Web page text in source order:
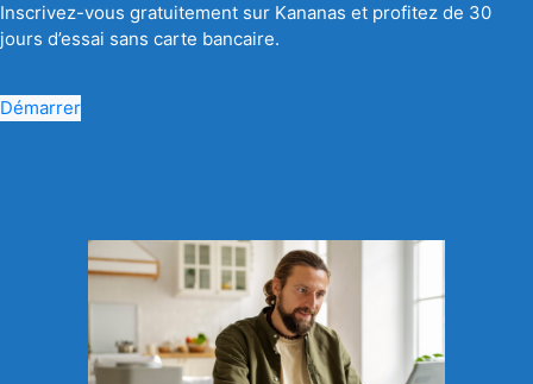
Inscrivez-vous gratuitement sur Kananas et profitez de 30
jours d’essai sans carte bancaire.
Démarrer